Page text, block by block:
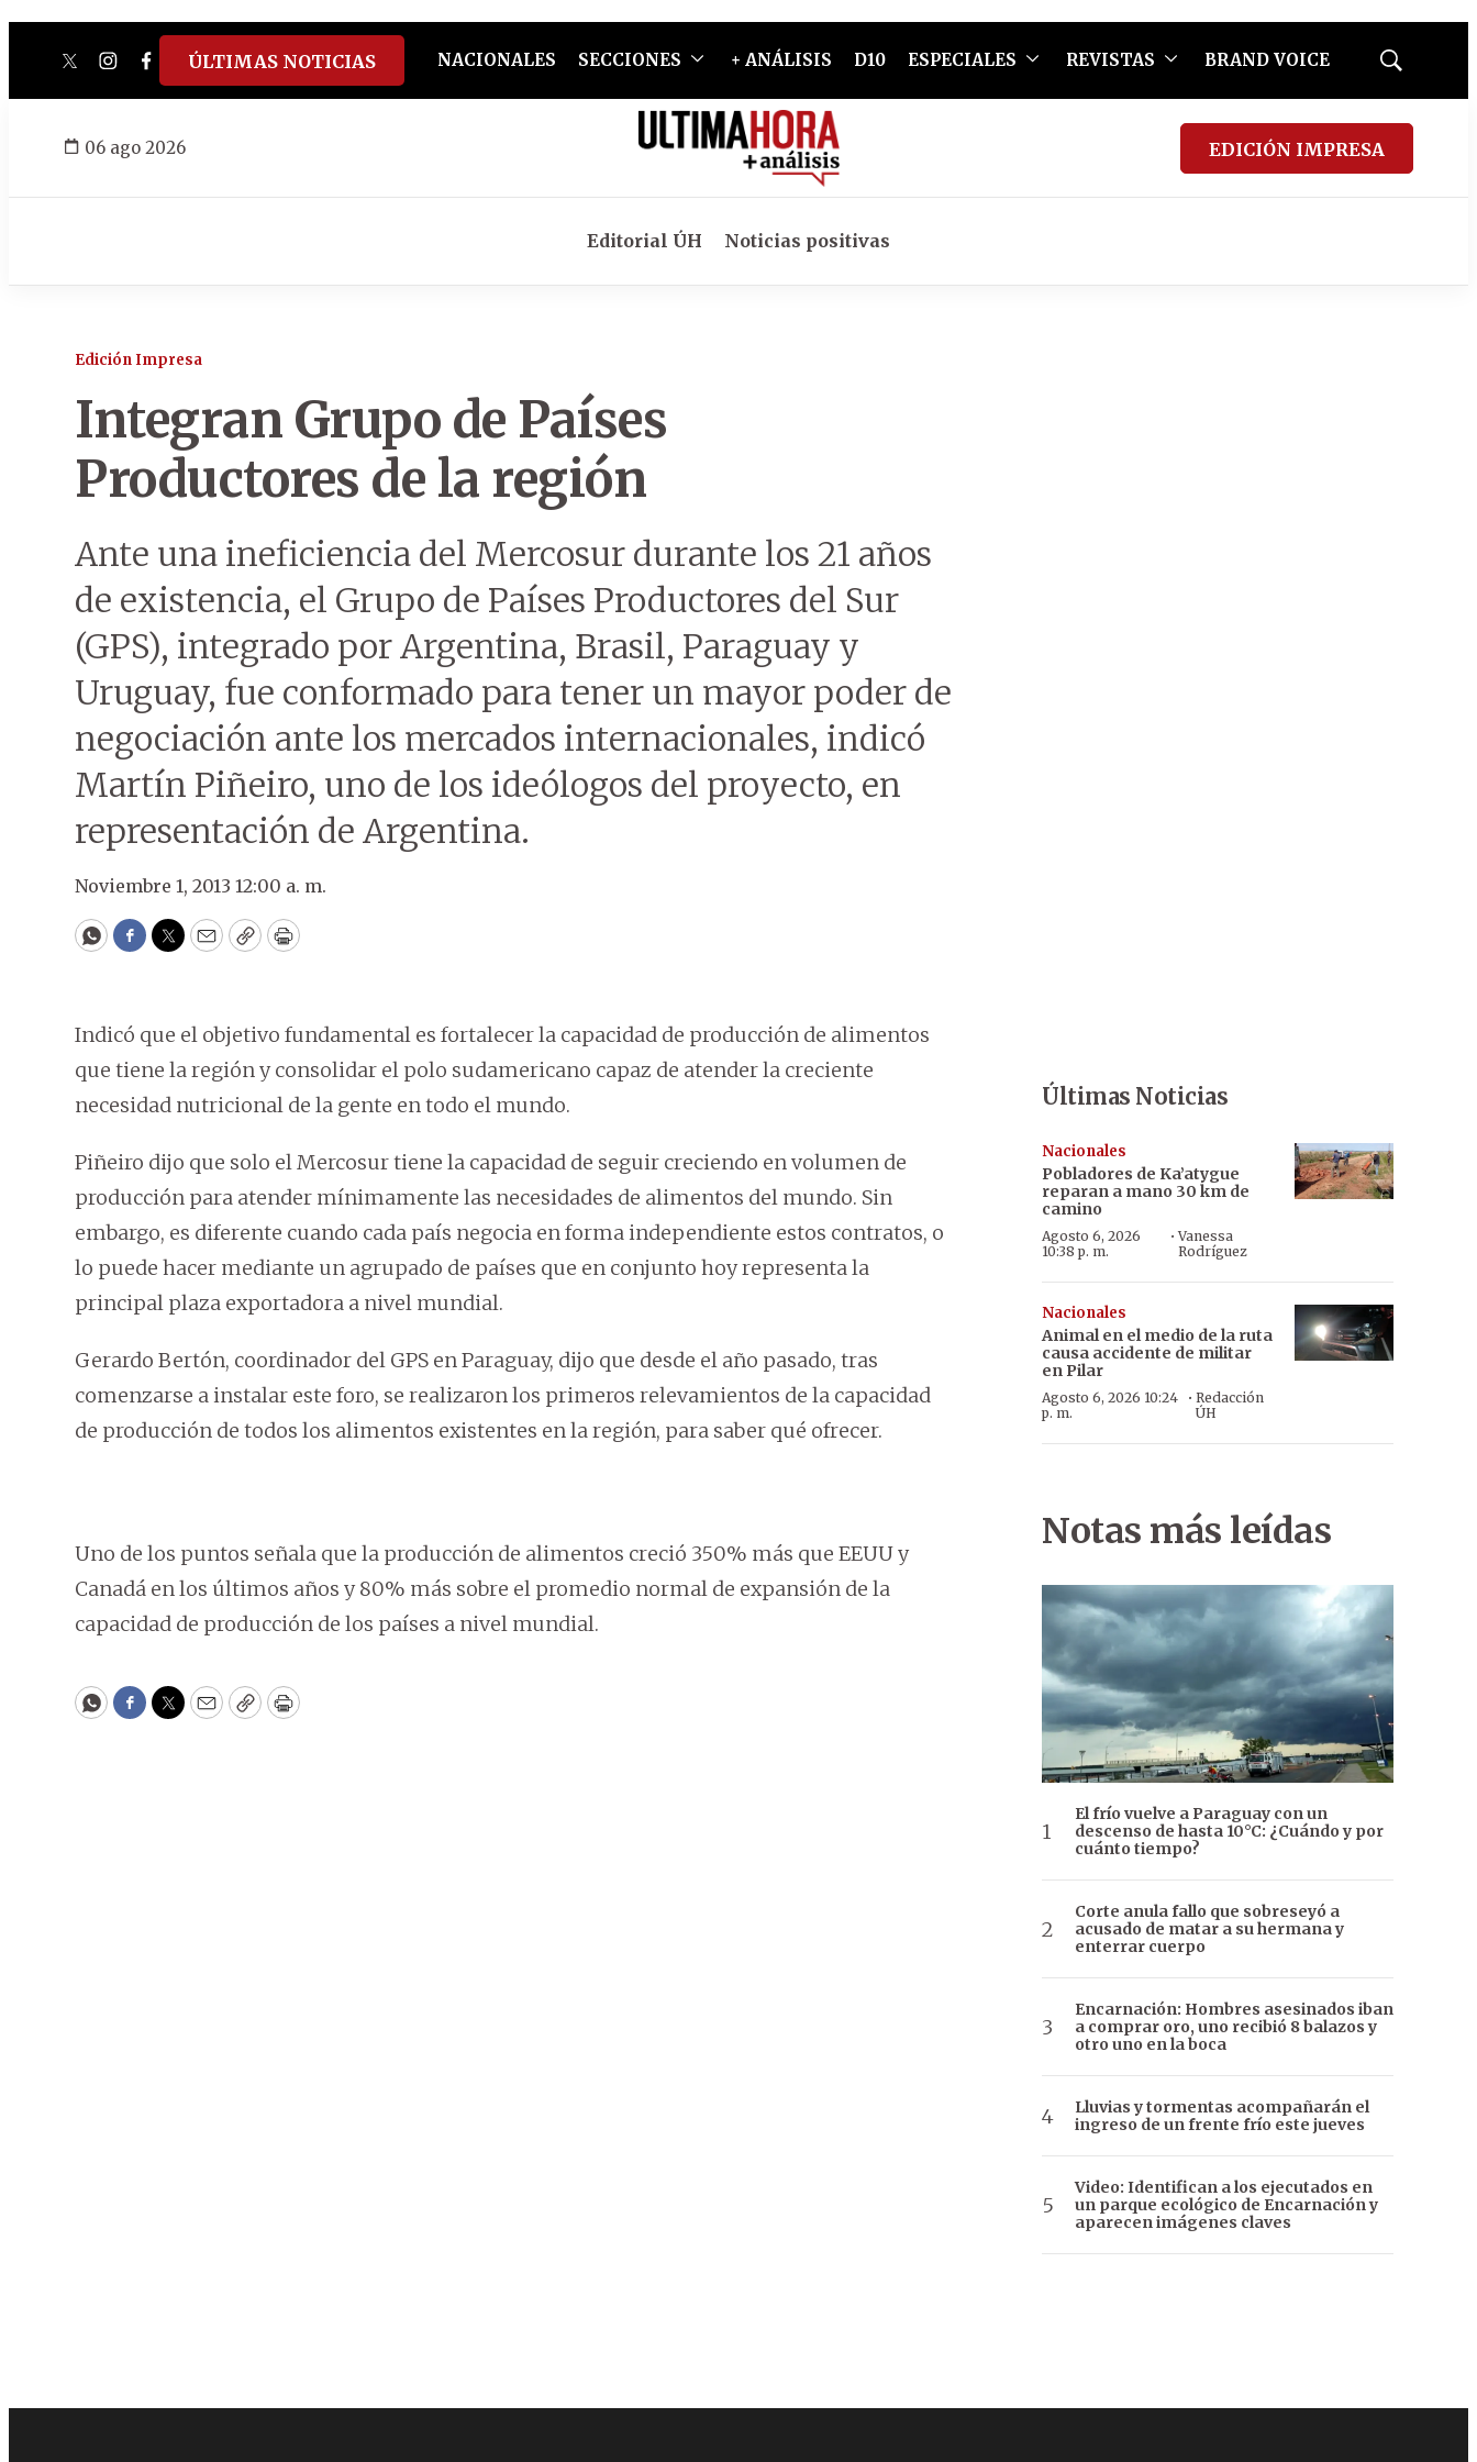
twitterinstagram
facebook
tiktokyoutube
spotify
ÚLTIMAS NOTICIAS NACIONALES SECCIONES + ANÁLISIS D10 ESPECIALES REVISTAS BRAND VOICE
Mostrar
06 ago 2026 EDICIÓN IMPRESA
Editorial ÚH Noticias positivas
Edición Impresa
Integran Grupo de Países
Productores de la región
Ante una ineficiencia del Mercosur durante los 21 años
de existencia, el Grupo de Países Productores del Sur
(GPS), integrado por Argentina, Brasil, Paraguay y
Uruguay, fue conformado para tener un mayor poder de
negociación ante los mercados internacionales, indicó
Martín Piñeiro, uno de los ideólogos del proyecto, en
representación de Argentina.
Noviembre 1, 2013 12:00 a. m.
WhatsApp
Facebook
Twitter
EmailCopyPrint
Indicó que el objetivo fundamental es fortalecer la capacidad de producción de alimentos
que tiene la región y consolidar el polo sudamericano capaz de atender la creciente
necesidad nutricional de la gente en todo el mundo.
Piñeiro dijo que solo el Mercosur tiene la capacidad de seguir creciendo en volumen de
producción para atender mínimamente las necesidades de alimentos del mundo. Sin
embargo, es diferente cuando cada país negocia en forma independiente estos contratos, o
lo puede hacer mediante un agrupado de países que en conjunto hoy representa la
principal plaza exportadora a nivel mundial.
Gerardo Bertón, coordinador del GPS en Paraguay, dijo que desde el año pasado, tras
comenzarse a instalar este foro, se realizaron los primeros relevamientos de la capacidad
de producción de todos los alimentos existentes en la región, para saber qué ofrecer.
Uno de los puntos señala que la producción de alimentos creció 350% más que EEUU y
Canadá en los últimos años y 80% más sobre el promedio normal de expansión de la
capacidad de producción de los países a nivel mundial.
WhatsApp
Facebook
Twitter
EmailCopyPrint
Últimas Noticias
Nacionales
Pobladores de Ka’atygue
reparan a mano 30 km de
camino
Agosto 6, 2026
10:38 p. m.
·Vanessa
Rodríguez
Nacionales
Animal en el medio de la ruta
causa accidente de militar
en Pilar
Agosto 6, 2026 10:24
p. m.
· Redacción
ÚH
Notas más leídas
El frío vuelve a Paraguay con un
descenso de hasta 10°C: ¿Cuándo y por
cuánto tiempo?
Corte anula fallo que sobreseyó a
acusado de matar a su hermana y
enterrar cuerpo
Encarnación: Hombres asesinados iban
a comprar oro, uno recibió 8 balazos y
otro uno en la boca
Lluvias y tormentas acompañarán el
ingreso de un frente frío este jueves
Video: Identifican a los ejecutados en
un parque ecológico de Encarnación y
aparecen imágenes claves